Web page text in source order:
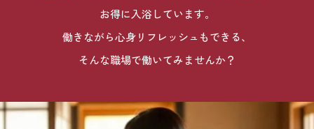
お得に入浴しています。
働きながら心身リフレッシュもできる、
そんな職場で働いてみませんか？